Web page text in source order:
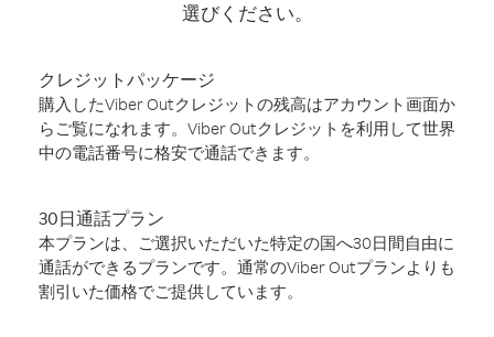
選びください。
クレジットパッケージ
購入したViber Outクレジットの残高はアカウント画面か
らご覧になれます。Viber Outクレジットを利用して世界
中の電話番号に格安で通話できます。
30日通話プラン
本プランは、ご選択いただいた特定の国へ30日間自由に
通話ができるプランです。通常のViber Outプランよりも
割引いた価格でご提供しています。